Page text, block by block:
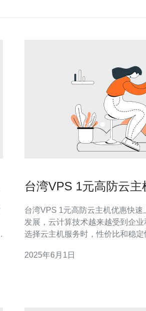
台湾VPS 1元高防云
台湾VPS 1元高防云主机优惠快速上线 随着数字化
发展，云计算技术越来越受到企
选择云主机服务时，性价比和稳
实惠的云主机产品，让用户能够快
2025年6月1日